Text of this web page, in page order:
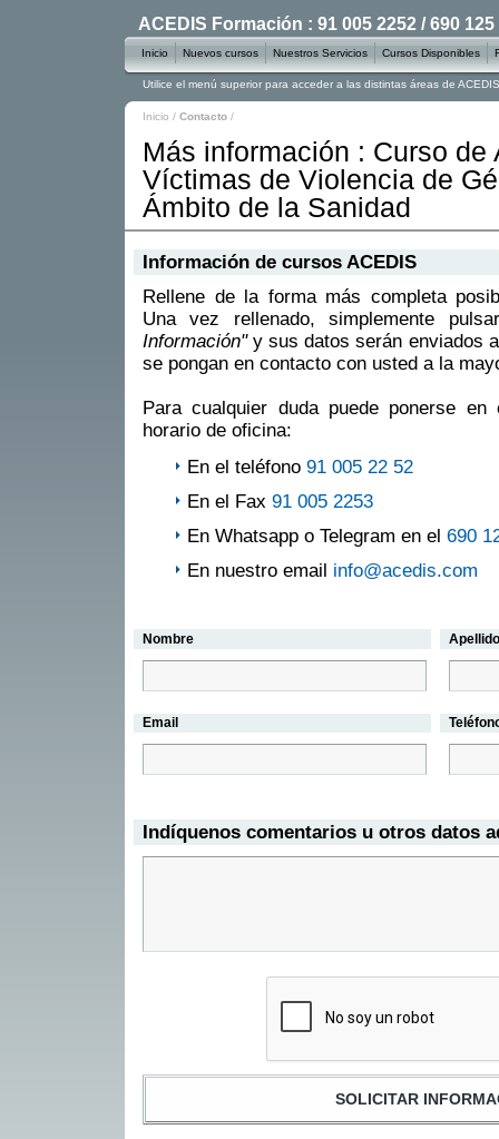
Inicio / Contacto /
Más información : Curso de
Víctimas de Violencia de
Ámbito de la Sanidad
Información de cursos ACEDIS
Rellene de la forma más completa
Una vez rellenado, simplemente
Información"y sus datos serán enviados
se pongan en contacto con usted a la
Para cualquier duda puede ponerse
horario de oficina:
En el teléfono 91 005 22 52
En el Fax 91 005 2253
En Whatsapp o Telegram en el 690
En nuestro email info@acedis.com
Nombre
Email
Indíquenos comentarios u otros datos
ACEDIS Formación : 91 005 2252 / 690 125
Inicio Nuevos cursos Nuestros Servicios Cursos Disponibles
Utilice el menú superior para acceder a las distintas áreas de